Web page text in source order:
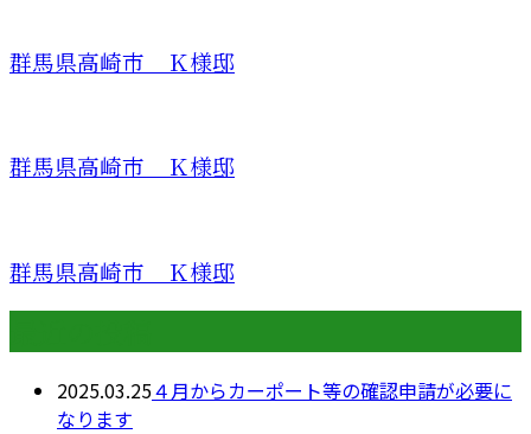
群馬県高崎市 Ｋ様邸
群馬県高崎市 Ｋ様邸
群馬県高崎市 Ｋ様邸
2025.03.25４月からカーポート等の確認申請が必要に
なります